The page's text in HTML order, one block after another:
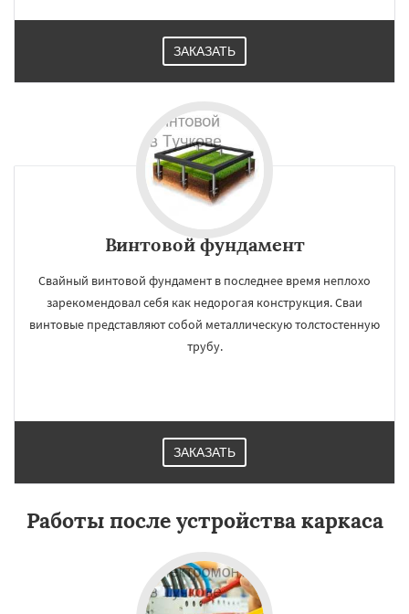
ЗАКАЗАТЬ
Винтовой фундамент
Свайный винтовой фундамент в последнее время неплохо
зарекомендовал себя как недорогая конструкция. Сваи
винтовые представляют собой металлическую толстостенную
трубу.
ЗАКАЗАТЬ
Работы после устройства каркаса